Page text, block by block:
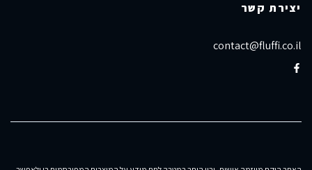
יצירת קשר
contact@fluffi.co.il